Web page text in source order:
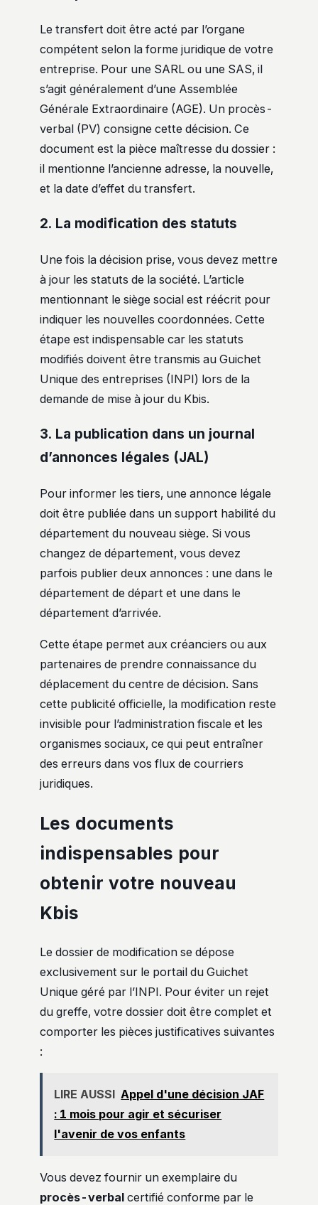
Le transfert doit être acté par l’organe
compétent selon la forme juridique de votre
entreprise. Pour une SARL ou une SAS, il
s’agit généralement d’une Assemblée
Générale Extraordinaire (AGE). Un procès-
verbal (PV) consigne cette décision. Ce
document est la pièce maîtresse du dossier :
il mentionne l’ancienne adresse, la nouvelle,
et la date d’effet du transfert.
2. La modification des statuts
Une fois la décision prise, vous devez mettre
à jour les statuts de la société. L’article
mentionnant le siège social est réécrit pour
indiquer les nouvelles coordonnées. Cette
étape est indispensable car les statuts
modifiés doivent être transmis au Guichet
Unique des entreprises (INPI) lors de la
demande de mise à jour du Kbis.
3. La publication dans un journal
d’annonces légales (JAL)
Pour informer les tiers, une annonce légale
doit être publiée dans un support habilité du
département du nouveau siège. Si vous
changez de département, vous devez
parfois publier deux annonces : une dans le
département de départ et une dans le
département d’arrivée.
Cette étape permet aux créanciers ou aux
partenaires de prendre connaissance du
déplacement du centre de décision. Sans
cette publicité officielle, la modification reste
invisible pour l’administration fiscale et les
organismes sociaux, ce qui peut entraîner
des erreurs dans vos flux de courriers
juridiques.
Les documents
indispensables pour
obtenir votre nouveau
Kbis
Le dossier de modification se dépose
exclusivement sur le portail du Guichet
Unique géré par l’INPI. Pour éviter un rejet
du greffe, votre dossier doit être complet et
comporter les pièces justificatives suivantes
:
LIRE AUSSI Appel d'une décision JAF
: 1 mois pour agir et sécuriser
l'avenir de vos enfants
Vous devez fournir un exemplaire du
procès-verbal certifié conforme par le